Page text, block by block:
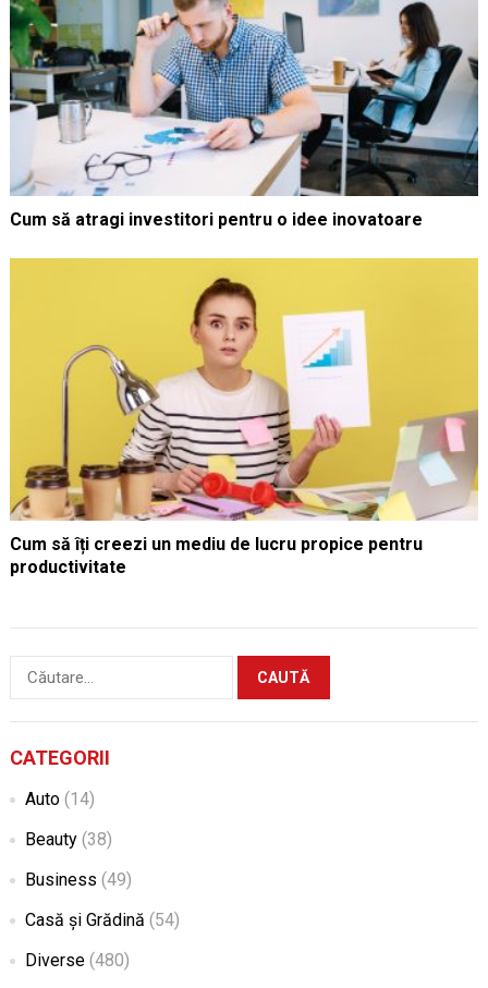
Cum să atragi investitori pentru o idee inovatoare
Cum să îți creezi un mediu de lucru propice pentru
productivitate
Caută
CATEGORII
Auto(14)
Beauty(38)
Business (49)
Casă și Grădină (54)
Diverse(480)